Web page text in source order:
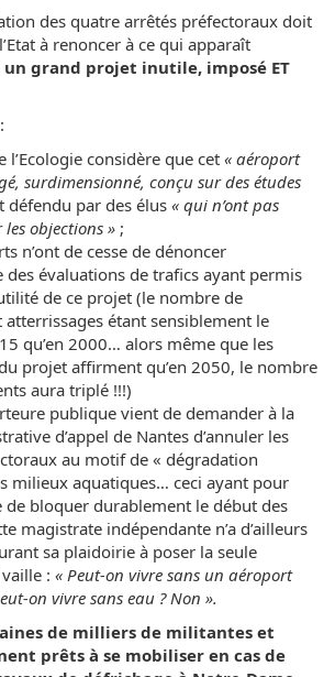
des quatre arrêtés préfectoraux doit
à renoncer à ce qui apparaît
un grand projet inutile, imposé ET
l’Ecologie considère que cet « aéroport
surdimensionné, conçu sur des études
défendu par des élus « qui n’ont pas
objections » ;
n’ont de cesse de dénoncer
des évaluations de trafics ayant permis
de ce projet (le nombre de
atterrissages étant sensiblement le
qu’en 2000… alors même que les
projet affirment qu’en 2050, le nombre
aura triplé !!!)
publique vient de demander à la
d’appel de Nantes d’annuler les
au motif de « dégradation
milieux aquatiques… ceci ayant pour
de bloquer durablement le début des
magistrate indépendante n’a d’ailleurs
sa plaidoirie à poser la seule
: « Peut-on vivre sans un aéroport
on vivre sans eau ? Non ».
de milliers de militantes et
prêts à se mobiliser en cas de